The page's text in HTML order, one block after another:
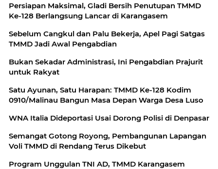
Persiapan Maksimal, Gladi Bersih Penutupan TMMD
Ke-128 Berlangsung Lancar di Karangasem
Sebelum Cangkul dan Palu Bekerja, Apel Pagi Satgas
TMMD Jadi Awal Pengabdian
Bukan Sekadar Administrasi, Ini Pengabdian Prajurit
untuk Rakyat
Satu Ayunan, Satu Harapan: TMMD Ke-128 Kodim
0910/Malinau Bangun Masa Depan Warga Desa Luso
WNA Italia Dideportasi Usai Dorong Polisi di Denpasar
Semangat Gotong Royong, Pembangunan Lapangan
Voli TMMD di Rendang Terus Dikebut
Program Unggulan TNI AD, TMMD Karangasem